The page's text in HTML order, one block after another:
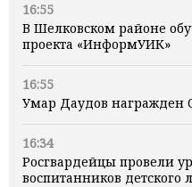
16:55
В Шелковском районе
проекта «ИнформУИК»
16:55
Умар Даудов награжден
16:34
Росгвардейцы провели
воспитанников детского